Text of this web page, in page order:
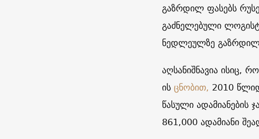
გაზრდილ ფასებს
გაძნელებული
ნედლეულზე
აღსანიშნავია ისიც,
ისცნობით, 2010
წასული
861,000 ადამიანი